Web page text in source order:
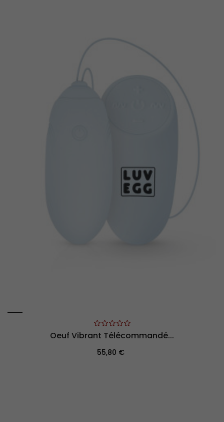
Oeuf Vibrant Télécommandé...
Prix
55,80 €